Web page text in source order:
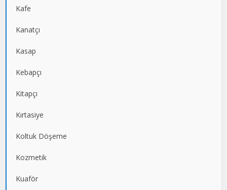
Kafe
Kanatçı
Kasap
Kebapçı
Kitapçı
Kırtasiye
Koltuk Döşeme
Kozmetik
Kuaför